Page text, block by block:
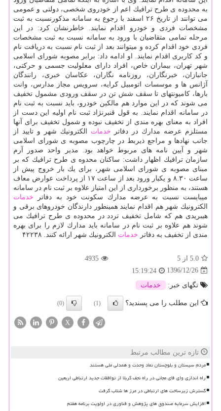
به محدوده ی طرح ترافیك اعم از خودروی شخصی، دولتی و عمومی
می توانند از تاریخ ۲۶ اسفند با رجوع به سامانه مذكورنسبت به ثبت
مشخصات فردی و خودرو اقدام نمایند. خاطرنشان كرد: در این
مرحله تمامی متقاضیان با ورود به سامانه نسبت به ثبت مشخصات
فردی خود اقدام كرده و میتوانند بعد از ثبت نام نسبت به دریافت نام
و كد كاربری اقدام نمایند. او ادامه داد: برابر مصوبه شورای اسلامی
شهر تهران، بیماران خاص، افراد دارای معلولیت جسمی و حركتی،
جانبازان، خبرنگاران، روزنامه نگاران، عكاسان خبری، رانندگان
آژانس ها و موسسات اتومبیل كرایه، سرویس مجاز مدارس، وانت
بارها، كامیونتهای تا سقف شش تن در سقف ورودی مشمول تخفیف
می شوند كه در این موارد هم مالكین خودرو، باید نسبت به ثبت نام
در سامانه اقدام نمایند. به قول قنبرنژاد ثبت نام اولیه این دست از
افراد به معنای بهره مندی از تخفیف نبوده و شمول تخفیف برای آنها
مستلزم عرضه مدارك در دفاتر خدمات الكترونیك شهر و تایید از
جانب نهادها و مراجع ذیربط در چارچوب مصوبه ی شورای اسلامی
شهر و آیین نامه های مربوط خواهد بود. مدیر واحد صدور آرم
سازمان ترافیك اظهار داشت: ساكنان محدوه ی طرح ترافیك كه بر
مبنای مصوبه ی شورای اسلامی شهر، برای یك بار خروج پیش از
ساعت ۸.۳۰ و یكبار ورود بعد از ساعت ۱۷ از پرداخت عوارض معاف
هستند، به منظور برخورداری از این امتیاز علاوه بر ثبت نام در سامانه
میبایست نسبت به عرضه مدارك سكونت خود به دفاتر خدمات
الكترونیك شهر هم اقدام نمایند همینطور دارندگان خودروهای برقی و
هیبریدی هم كه شامل تخفیف تردد در محدوده ی طرح ترافیك می
شوند هم علاوه بر ثبت نام در سامانه باید مدارك لازم را برای بهره
مندی از تخفیف به دفاتر خدمات الكترونیك شهر ارائه كنند. ۴۲۲۳۸
5.0 از 5
4935
1396/12/26
15:19:24
تگهای خبر:
خدمات
این مطلب را می پسندید؟ (1)
(0)
X
تازه ترین مطالب مرتبط
مردم سیستان و بلوچستان نماد وحدت و همدلی ملی هستند
راه اندازی وای فای مجانی در راه نجف کربلا از توافقات جدید ارتباطی اربعین
گسترش زیرساخت های ارتباطی در مرز ها شتاب گرفت
افزایش سرمایه صندوق های پژوهش و فناوری در اولویت برنامه هفتم